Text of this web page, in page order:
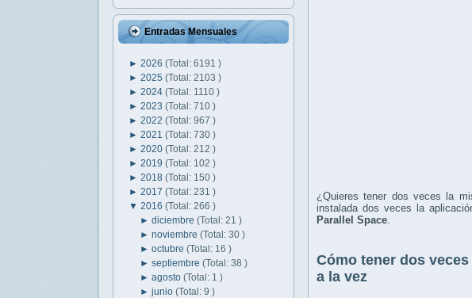
Entradas Mensuales
► 2026 (Total: 6191 )
► 2025 (Total: 2103 )
► 2024 (Total: 1110 )
► 2023 (Total: 710 )
► 2022 (Total: 967 )
► 2021 (Total: 730 )
► 2020 (Total: 212 )
► 2019 (Total: 102 )
► 2018 (Total: 150 )
► 2017 (Total: 231 )
▼ 2016 (Total: 266 )
►diciembre(Total: 21 )
►noviembre(Total: 30 )
►octubre(Total: 16 )
►septiembre(Total: 38 )
►agosto(Total: 1 )
►junio(Total: 9 )
¿Quieres tener dos veces la
instalada dos veces la
Parallel Space
Cómo tener dos
a la vez